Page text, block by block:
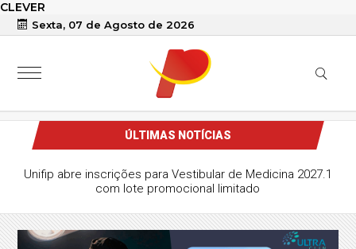
CLEVER
Sexta, 07 de Agosto de 2026
ÚLTIMAS NOTÍCIAS
Unifip abre inscrições para Vestibular de Medicina 2027.1
com lote promocional limitado